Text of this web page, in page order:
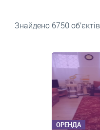
Знайдено 6750 об’єктів
ОРЕНДА